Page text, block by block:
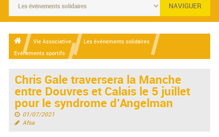
NAVIGUER
Vie Associative
Les événements solidaires
Evénements sportifs
Chris Gale traversera la Manche
entre Douvres et Calais le 5 juillet
pour le syndrome d’Angelman
01/07/2021
Afsa